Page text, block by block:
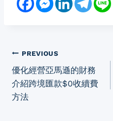
Post
navigation
PREVIOUS
優化經營亞馬遜的財務
介紹跨境匯款$0收續費
方法